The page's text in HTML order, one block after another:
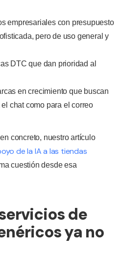
empresariales con presupuesto
pero de uso general y
DTC que dan prioridad al
en crecimiento que buscan
chat como para el correo
concreto, nuestro artículo
de la IA a las tiendas
cuestión desde esa
de
ya no